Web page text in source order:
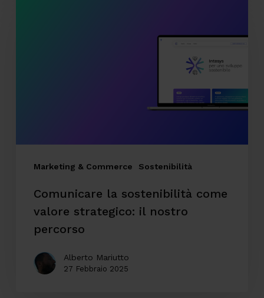
Marketing & Commerce Sostenibilità
percorso
Comunicare la sostenibilità come
valore strategico: il nostro
percorso
Alberto Mariutto
27 Febbraio 2025